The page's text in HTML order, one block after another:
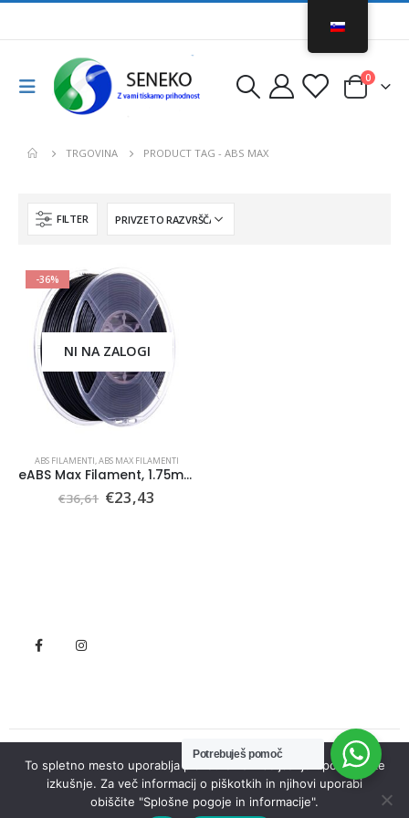
0
TRGOVINA PRODUCT TAG - ABS MAX
FILTER
-36%
NI NA ZALOGI
ABS FILAMENTI,ABS MAX FILAMENTI
eABS Max Filament, 1.75mm (black)
€36,61 Izvirna
cena
€23,43
© Seneko. 2022. All Rights Reserved
Potrebuješ pomoč
To spletno mesto uporablja piškotke za izboljšanje uporabniške
izkušnje. Za več informacij o piškotkih in njihovi uporabi
obiščite "Splošne pogoje in informacije".